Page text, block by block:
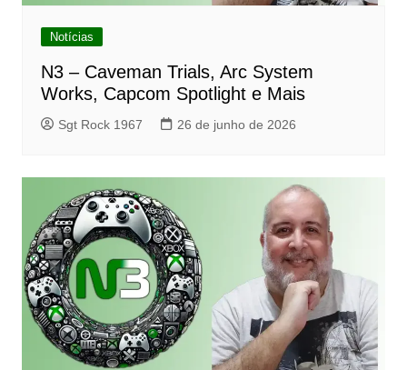
Notícias
N3 – Caveman Trials, Arc System
Works, Capcom Spotlight e Mais
Sgt Rock 1967 26 de junho de 2026